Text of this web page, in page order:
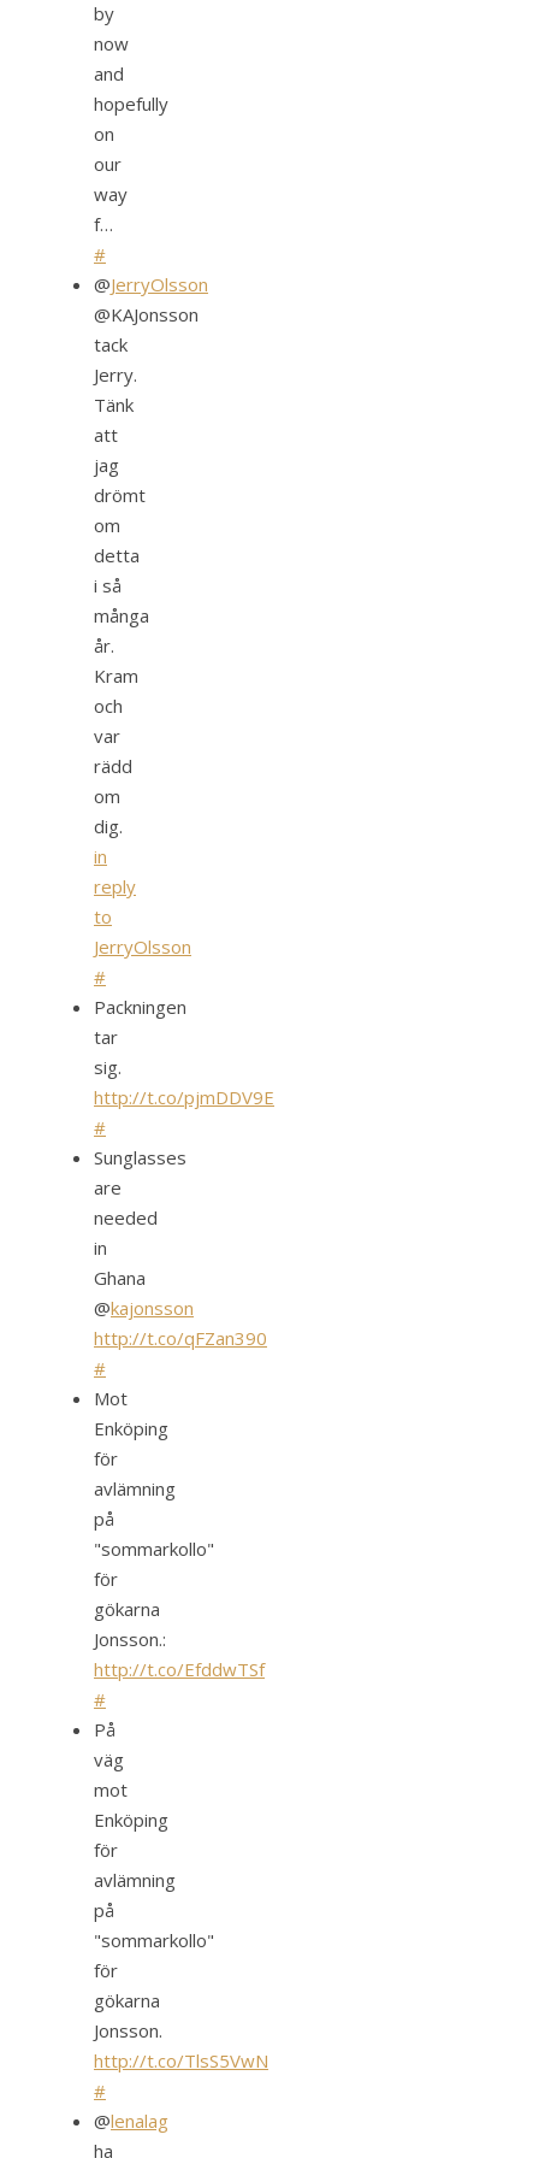
by
now
and
hopefully
on
our
way
f…
#
@JerryOlsson
@KAJonsson
tack
Jerry.
Tänk
att
jag
drömt
om
detta
i så
många
år.
Kram
och
var
rädd
om
dig.
in
reply
to
JerryOlsson
#
Packningen
tar
sig.
http://t.co/pjmDDV9E
#
Sunglasses
are
needed
in
Ghana
@kajonsson
http://t.co/qFZan390
#
Mot
Enköping
för
avlämning
på
"sommarkollo"
för
gökarna
Jonsson.:
http://t.co/EfddwTSf
#
På
väg
mot
Enköping
för
avlämning
på
"sommarkollo"
för
gökarna
Jonsson.
http://t.co/TlsS5VwN
#
@lenalag
ha